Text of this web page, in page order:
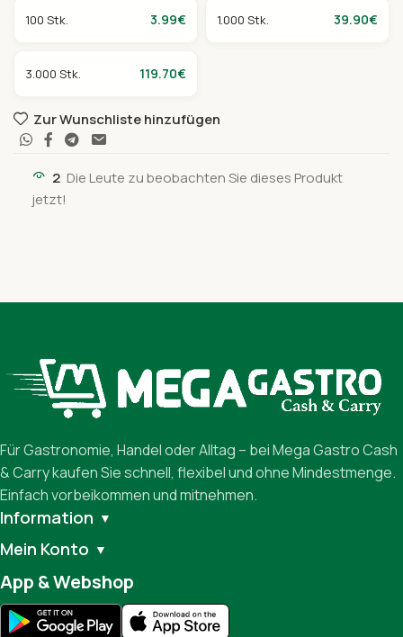
100 Stk. 3.99€ 1.000 Stk. 39.90€
3.000 Stk. 119.70€
Zur Wunschliste hinzufügen
2 Die Leute zu beobachten Sie dieses Produkt
jetzt!
Für Gastronomie, Handel oder Alltag – bei Mega Gastro Cash
& Carry kaufen Sie schnell, flexibel und ohne Mindestmenge.
Einfach vorbeikommen und mitnehmen.
Information ▼
Mein Konto ▼
App & Webshop